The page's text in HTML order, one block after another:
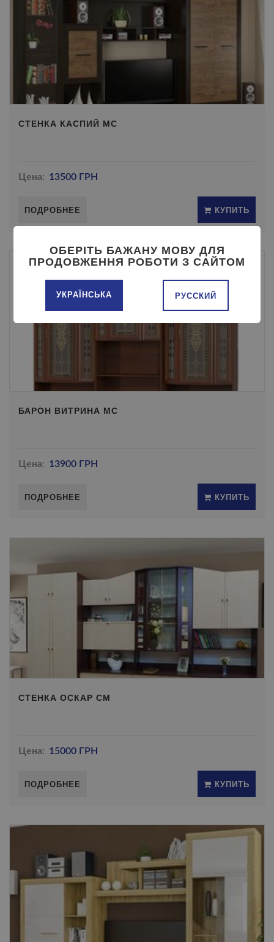
СТЕНКА КАСПИЙ МС
Цена: 13500 ГРН
ПОДРОБНЕЕ КУПИТЬ
БАРОН ВИТРИНА МС
Цена: 13900 ГРН
ПОДРОБНЕЕ КУПИТЬ
СТЕНКА ОСКАР СМ
Цена: 15000 ГРН
ПОДРОБНЕЕ КУПИТЬ
ОБЕРІТЬ БАЖАНУ МОВУ ДЛЯ
ПРОДОВЖЕННЯ РОБОТИ З САЙТОМ
УКРАЇНСЬКА РУССКИЙ